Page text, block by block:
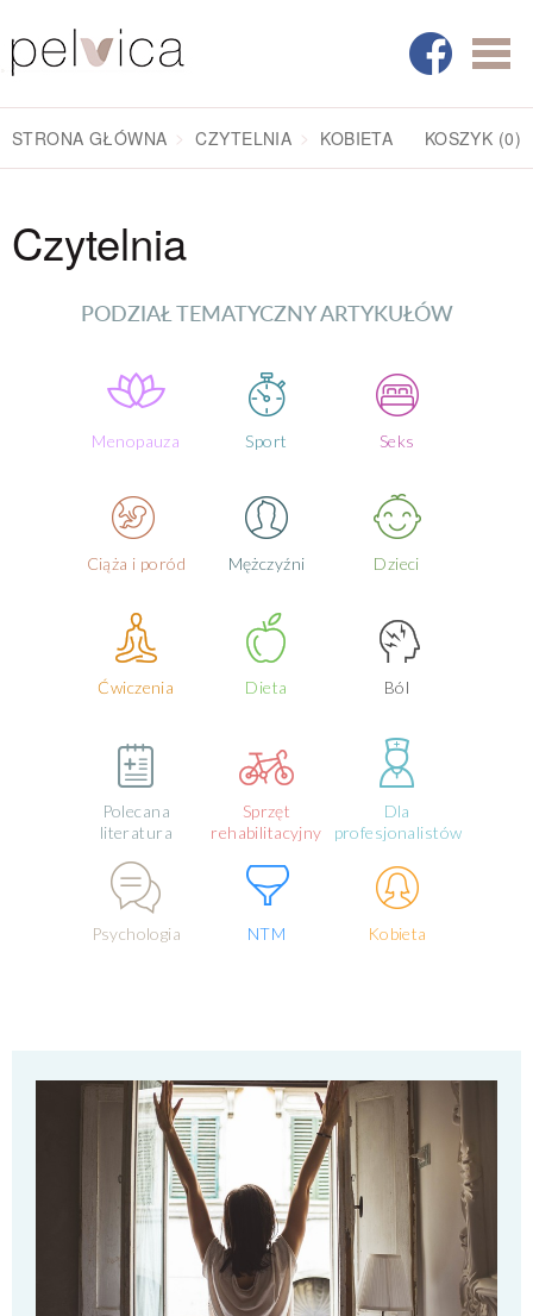
STRONA GŁÓWNA CZYTELNIA KOBIETA KOSZYK (0)
Czytelnia
PODZIAŁ TEMATYCZNY ARTYKUŁÓW
Menopauza Sport Seks
Ciąża i poród Mężczyźni Dzieci
Ćwiczenia Dieta Ból
Polecana
literatura
Sprzęt
rehabilitacyjny
Dla
profesjonalistów
Psychologia NTM Kobieta